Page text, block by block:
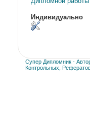
Индивидуально
Супер Дипломник -
Контрольных,